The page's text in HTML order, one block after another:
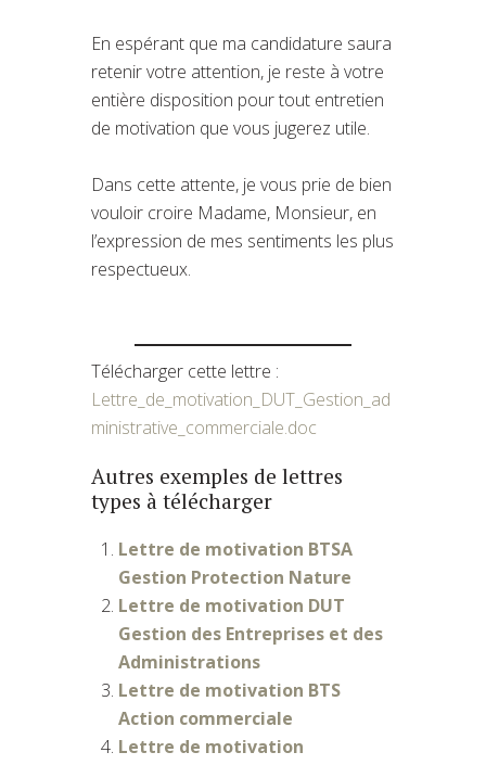
En espérant que ma candidature saura
retenir votre attention, je reste à votre
entière disposition pour tout entretien
de motivation que vous jugerez utile.
Dans cette attente, je vous prie de bien
vouloir croire Madame, Monsieur, en
l’expression de mes sentiments les plus
respectueux.
Télécharger cette lettre :
Lettre_de_motivation_DUT_Gestion_ad
ministrative_commerciale.doc
Autres exemples de lettres
types à télécharger
Lettre de motivation BTSA
Gestion Protection Nature
Lettre de motivation DUT
Gestion des Entreprises et des
Administrations
Lettre de motivation BTS
Action commerciale
Lettre de motivation